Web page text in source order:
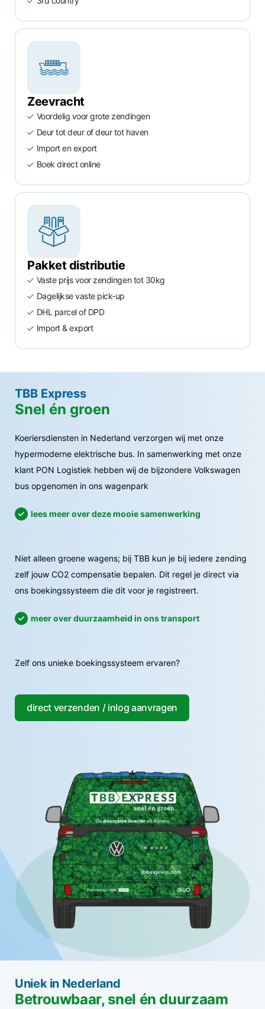
Zeevracht
Voordelig voor grote zendingen
Deur tot deur of deur tot haven
Import en export
Boek direct online
Pakket distributie
Vaste prijs voor zendingen tot 30kg
Dagelijkse vaste pick-up
DHL parcel of DPD
Import & export
TBB Express
Snel én groen
Koeriersdiensten in Nederland verzorgen wij met onze
hypermoderne elektrische bus. In samenwerking met onze
klant PON Logistiek hebben wij de bijzondere Volkswagen
bus opgenomen in ons wagenpark
lees meer over deze mooie samenwerking
Niet alleen groene wagens; bij TBB kun je bij iedere zending
zelf jouw CO2 compensatie bepalen. Dit regel je direct via
ons boekingssysteem die dit voor je registreert.
meer over duurzaamheid in ons transport
Zelf ons unieke boekingssysteem ervaren?
direct verzenden / inlog aanvragen
Uniek in Nederland
Betrouwbaar, snel én duurzaam